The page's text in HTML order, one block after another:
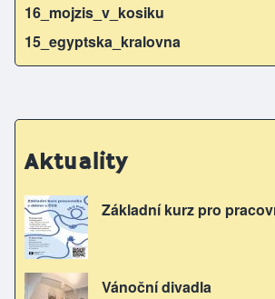
16_mojzis_v_kosiku
15_egyptska_kralovna
Aktuality
Základní kurz pro
Vánoční divadla